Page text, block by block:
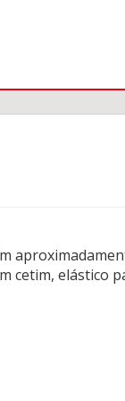
cetim, elástico